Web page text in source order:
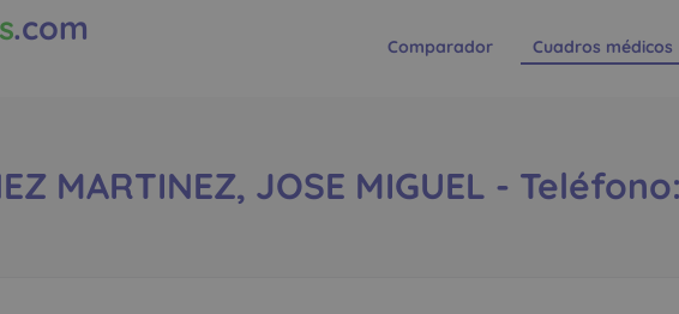
.com Comparador Cuadros médicos
MARTINEZ, JOSE MIGUEL -